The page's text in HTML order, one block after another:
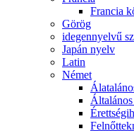
Francia
Görög
idegennyelvű
Japán nyelv
Latin
Német